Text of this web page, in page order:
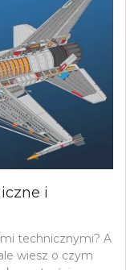
i
technicznymi? A
wiesz o czym